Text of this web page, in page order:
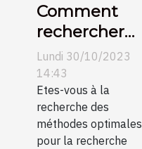
Comment
rechercher
une fuite
d’eau non
destructive ?
Lundi 30/10/2023
14:43
Etes-vous à la
recherche des
méthodes optimales
pour la recherche